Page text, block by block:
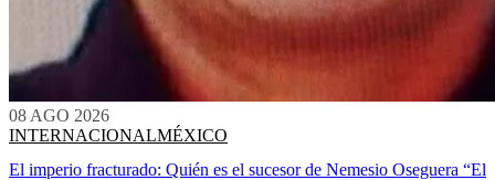
08 AGO 2026
INTERNACIONALMÉXICO
El imperio fracturado: Quién es el sucesor de Nemesio Oseguera “El